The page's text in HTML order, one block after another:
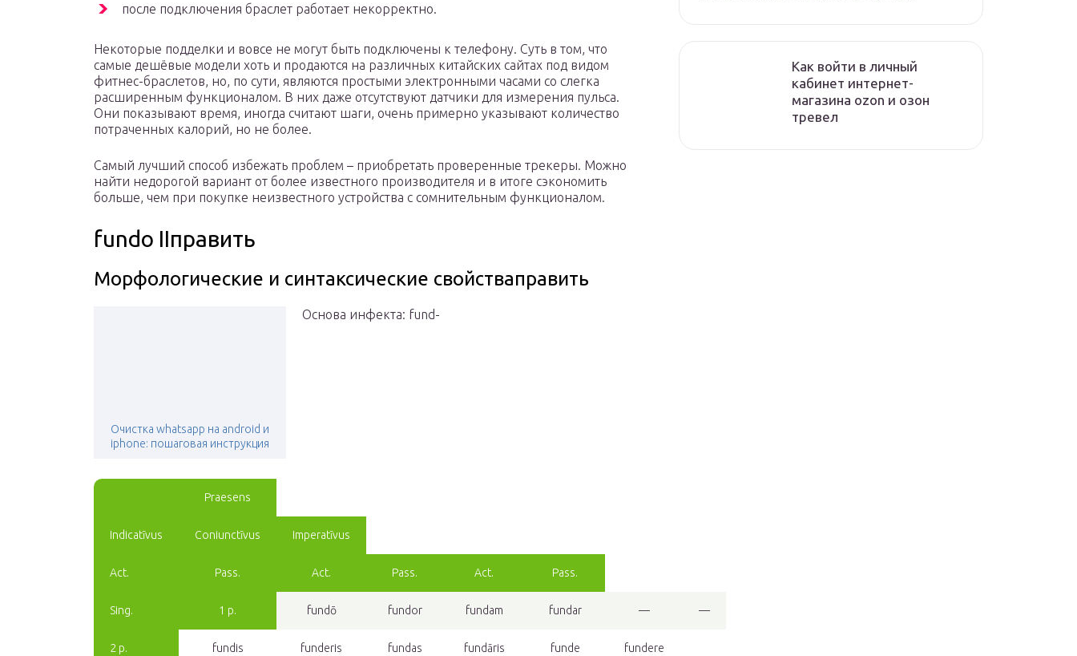
после подключения браслет работает некорректно.
Некоторые подделки и вовсе не могут быть подключены к телефону. Суть в том, что
самые дешёвые модели хоть и продаются на различных китайских сайтах под видом
фитнес-браслетов, но, по сути, являются простыми электронными часами со слегка
расширенным функционалом. В них даже отсутствуют датчики для измерения пульса.
Они показывают время, иногда считают шаги, очень примерно указывают количество
потраченных калорий, но не более.
Самый лучший способ избежать проблем – приобретать проверенные трекеры. Можно
найти недорогой вариант от более известного производителя и в итоге сэкономить
больше, чем при покупке неизвестного устройства с сомнительным функционалом.
fundo IIправить
Морфологические и синтаксические свойстваправить
Очистка whatsapp на android и
iphone: пошаговая инструкция
Основа инфекта: fund-
Praesens
Indicatīvus Coniunctīvus Imperatīvus
Act. Pass. Act. Pass. Act. Pass.
Sing. 1 p. fundō fundor fundam fundar — —
2 p. fundis funderis fundas fundāris funde fundere
Как войти в личный
кабинет интернет-
магазина ozon и озон
тревел